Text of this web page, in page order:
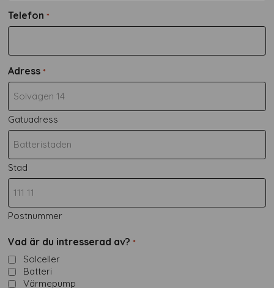
Telefon *
Adress *
Gatuadress
Stad
Postnummer
Vad är du intresserad av? *
Solceller
Batteri
Värmepump